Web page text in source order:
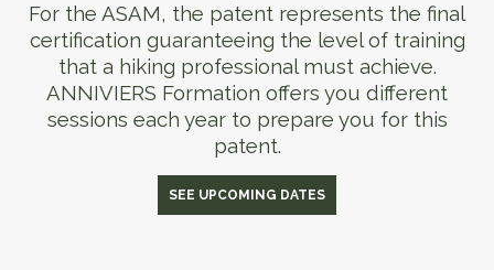
For the ASAM, the patent represents the final
certification guaranteeing the level of training
that a hiking professional must achieve.
ANNIVIERS Formation offers you different
sessions each year to prepare you for this
patent.
SEE UPCOMING DATES